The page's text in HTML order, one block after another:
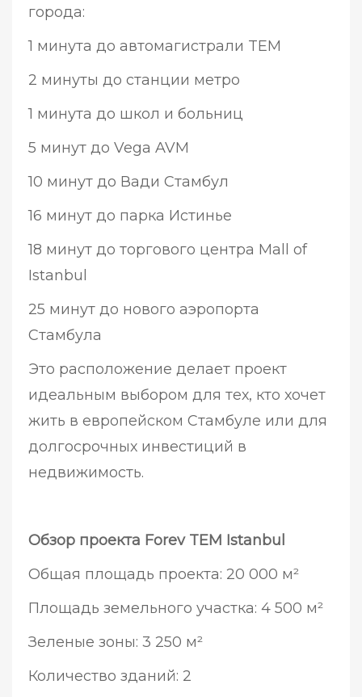
города:
1 минута до автомагистрали TEM
2 минуты до станции метро
1 минута до школ и больниц
5 минут до Vega AVM
10 минут до Вади Стамбул
16 минут до парка Истинье
18 минут до торгового центра Mall of
Istanbul
25 минут до нового аэропорта
Стамбула
Это расположение делает проект
идеальным выбором для тех, кто хочет
жить в европейском Стамбуле или для
долгосрочных инвестиций в
недвижимость.
Обзор проекта Forev TEM Istanbul
Общая площадь проекта: 20 000 м²
Площадь земельного участка: 4 500 м²
Зеленые зоны: 3 250 м²
Количество зданий: 2